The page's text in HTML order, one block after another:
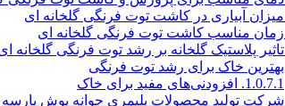
میزان آبیاری در کاشت توت فرنگی گلخانه ای
زمان مناسب کاشت توت فرنگی گلخانه ای
تاثیر پلاستیک گلخانه بر رشد توت فرنگی گلخانه
بهترین خاک برای رشد توت فرنگی
1.0.7.1.
افزودنی‌های مفید برای خاک
شرکت تولید محصولات پلیمری جوانه پوش پارسه